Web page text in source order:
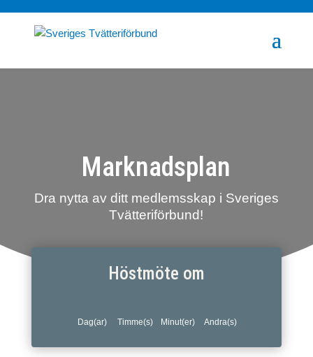
Marknadsplan
Dra nytta av ditt medlemsskap i Sveriges
Tvätteriförbund!
Höstmöte om
Dag(ar) Timme(s) Minut(er) Andra(s)